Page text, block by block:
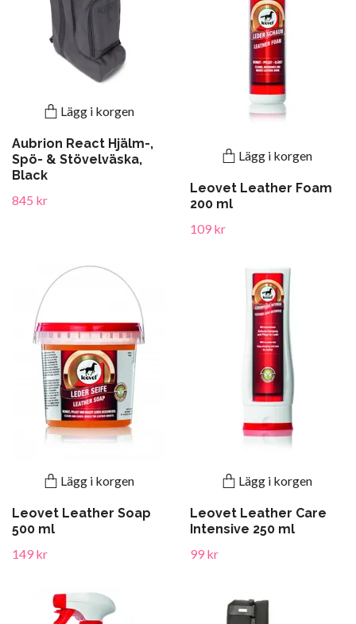
Lägg i korgen
Aubrion React Hjälm-,
Spö- & Stövelväska,
Black
845 kr
Lägg i korgen
Leovet Leather Foam
200 ml
109 kr
Lägg i korgen
Leovet Leather Soap
500 ml
149 kr
Lägg i korgen
Leovet Leather Care
Intensive 250 ml
99 kr